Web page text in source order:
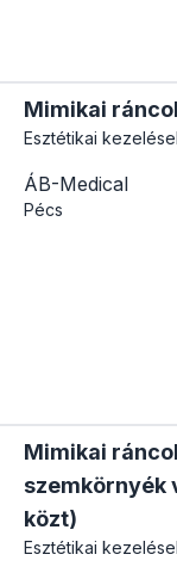
Mimikai
Esztétikai
ÁB-Medical
Pécs
Mimikai
szemkörnyék
közt)
Esztétikai